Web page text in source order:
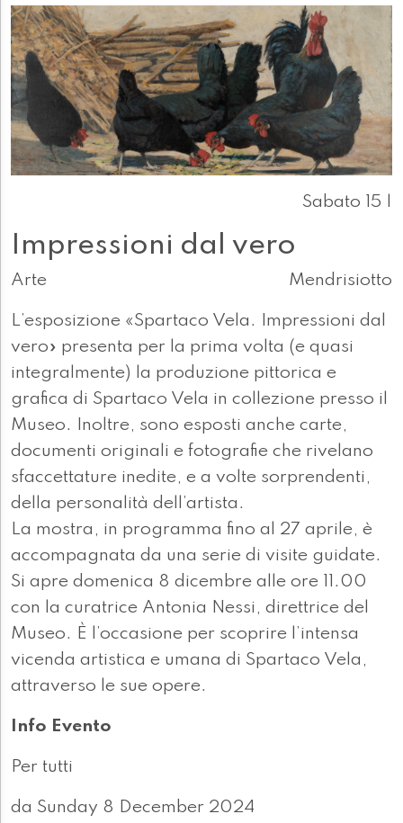
Sabato 15 |
Impressioni dal vero
Arte Mendrisiotto
L’esposizione «Spartaco Vela. Impressioni dal
vero» presenta per la prima volta (e quasi
integralmente) la produzione pittorica e
grafica di Spartaco Vela in collezione presso il
Museo. Inoltre, sono esposti anche carte,
documenti originali e fotografie che rivelano
sfaccettature inedite, e a volte sorprendenti,
della personalità dell’artista.
La mostra, in programma fino al 27 aprile, è
accompagnata da una serie di visite guidate.
Si apre domenica 8 dicembre alle ore 11.00
con la curatrice Antonia Nessi, direttrice del
Museo. È l’occasione per scoprire l’intensa
vicenda artistica e umana di Spartaco Vela,
attraverso le sue opere.
Info Evento
Per tutti
da Sunday 8 December 2024